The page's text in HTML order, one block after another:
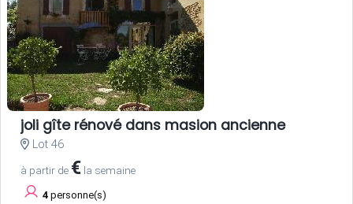
joli gîte rénové dans masion ancienne
Lot 46
à partir de € la semaine
4 personne(s)